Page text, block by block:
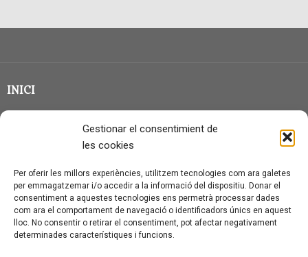
Gestionar el consentimient de
les cookies
Per oferir les millors experiències, utilitzem tecnologies com ara galetes
per emmagatzemar i/o accedir a la informació del dispositiu. Donar el
consentiment a aquestes tecnologies ens permetrà processar dades
com ara el comportament de navegació o identificadors únics en aquest
lloc. No consentir o retirar el consentiment, pot afectar negativament
determinades característiques i funcions.
INICI
CLASSE EN GRUP
QUI SOC?
CONTACTE
AVÍS LEGAL I PROTECCIÓ DE DADES
POLÍTICA DE COOKIES (UE)